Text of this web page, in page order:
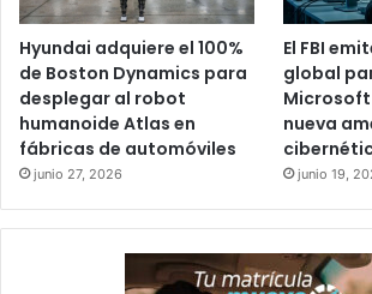
Hyundai adquiere el 100%
de Boston Dynamics para
desplegar al robot
humanoide Atlas en
fábricas de automóviles
junio 27, 2026
El FBI
global
Microsoft
nueva
junio 19,